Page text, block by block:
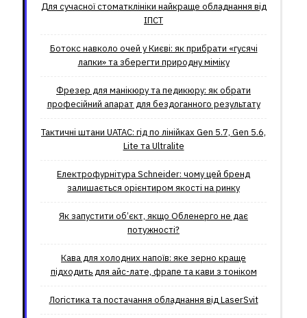
Для сучасної стоматклініки найкраще обладнання від
ІПСТ
Ботокс навколо очей у Києві: як прибрати «гусячі
лапки» та зберегти природну міміку
Фрезер для манікюру та педикюру: як обрати
професійний апарат для бездоганного результату
Тактичні штани UATAC: гід по лінійках Gen 5.7, Gen 5.6,
Lite та Ultralite
Електрофурнітура Schneider: чому цей бренд
залишається орієнтиром якості на ринку
Як запустити об’єкт, якщо Обленерго не дає
потужності?
Кава для холодних напоїв: яке зерно краще
підходить для айс-лате, фрапе та кави з тоніком
Логістика та постачання обладнання від LaserSvit